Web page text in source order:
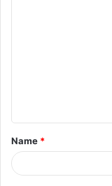
Name *